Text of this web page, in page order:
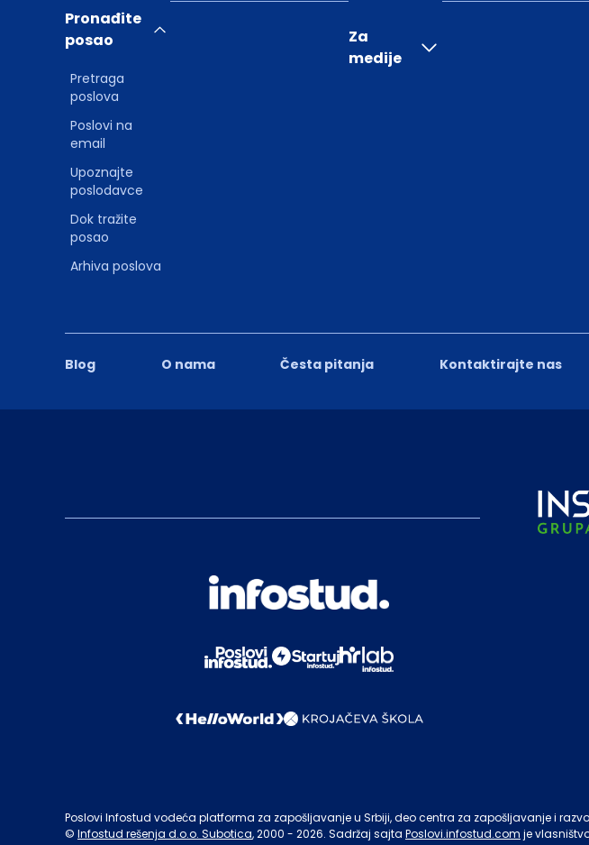
Blog O nama Česta pitanja Kontaktirajte nas
Pronađite
posao
Pretraga
poslova
Poslovi na
email
Upoznajte
poslodavce
Dok tražite
posao
Arhiva poslova
Za
medije
Poslovi Infostud vodeća platforma za zapošljavanje u Srbiji, deo centra za zapošljavanje i
© Infostud rešenja d.o.o. Subotica, 2000 - 2026. Sadržaj sajta Poslovi.infostud.com je